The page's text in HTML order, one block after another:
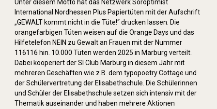
Unter diesem Motto hat das Netzwerk Soroptimist
International Nordhessen Plus Papiertüten mit der Aufschrift
„GEWALT kommt nicht in die Tüte!“ drucken lassen. Die
orangefarbigen Tüten weisen auf die Orange Days und das
Hilfetelefon NEIN zu Gewalt an Frauen mit der Nummer
116116 hin. 10.000 Tüten werden 2025 in Marburg verteilt.
Dabei kooperiert der SI Club Marburg in diesem Jahr mit
mehreren Geschäften wie z.B. dem typopoetry Cottage und
der Schülervertretung der Elisabethschule. Die Schülerinnen
und Schüler der Elisabethschule setzen sich intensiv mit der
Thematik auseinander und haben mehrere Aktionen